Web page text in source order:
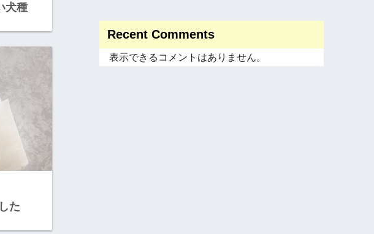
犬種
た
Recent Comments
表示できるコメントはありません。